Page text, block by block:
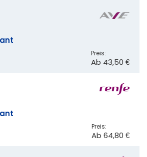
Preis:
Ab 43,50 €
Preis:
Ab 64,80 €